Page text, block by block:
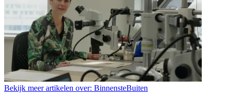
Bekijk meer artikelen over: BinnensteBuiten